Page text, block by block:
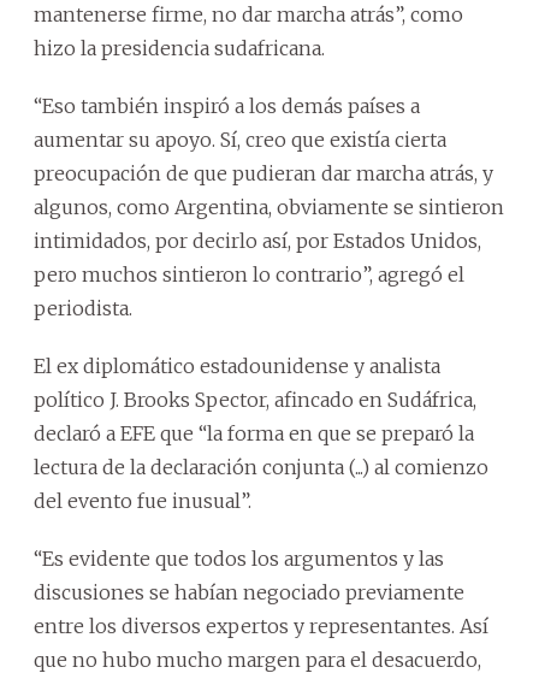
mantenerse firme, no dar marcha atrás”, como
hizo la presidencia sudafricana.
“Eso también inspiró a los demás países a
aumentar su apoyo. Sí, creo que existía cierta
preocupación de que pudieran dar marcha atrás, y
algunos, como Argentina, obviamente se sintieron
intimidados, por decirlo así, por Estados Unidos,
pero muchos sintieron lo contrario”, agregó el
periodista.
El ex diplomático estadounidense y analista
político J. Brooks Spector, afincado en Sudáfrica,
declaró a EFE que “la forma en que se preparó la
lectura de la declaración conjunta (...) al comienzo
del evento fue inusual”.
“Es evidente que todos los argumentos y las
discusiones se habían negociado previamente
entre los diversos expertos y representantes. Así
que no hubo mucho margen para el desacuerdo,